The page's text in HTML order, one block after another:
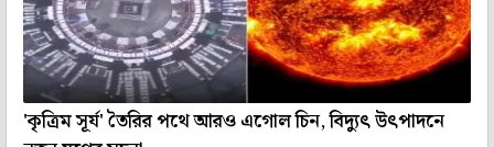
'কৃত্রিম সূর্য' তৈরির পথে আরও এগোল চিন, বিদ্যুৎ উৎপাদনে